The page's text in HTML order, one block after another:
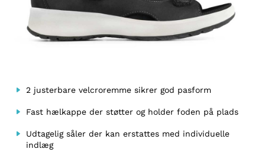
2 justerbare velcroremme sikrer god pasform
Fast hælkappe der støtter og holder foden på plads
Udtagelig såler der kan erstattes med individuelle
indlæg